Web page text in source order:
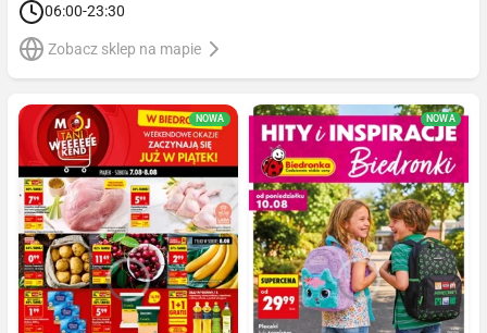
06:00-23:30
Zobacz sklep na mapie
NOWA NOWA